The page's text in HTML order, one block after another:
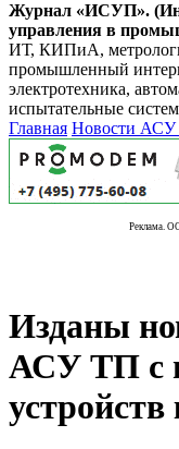
Журнал «ИСУП».
управления в
ИТ, КИПиА,
промышленный
электротехника,
испытательные
Главная Новости
Реклама.
Изданы
АСУ ТП с